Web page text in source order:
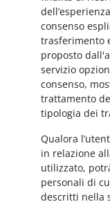
consenso
trasferimento
proposto
servizio
consenso,
trattamento
tipologia dei
Qualora
in relazione
utilizzato,
personali di
descritti nella